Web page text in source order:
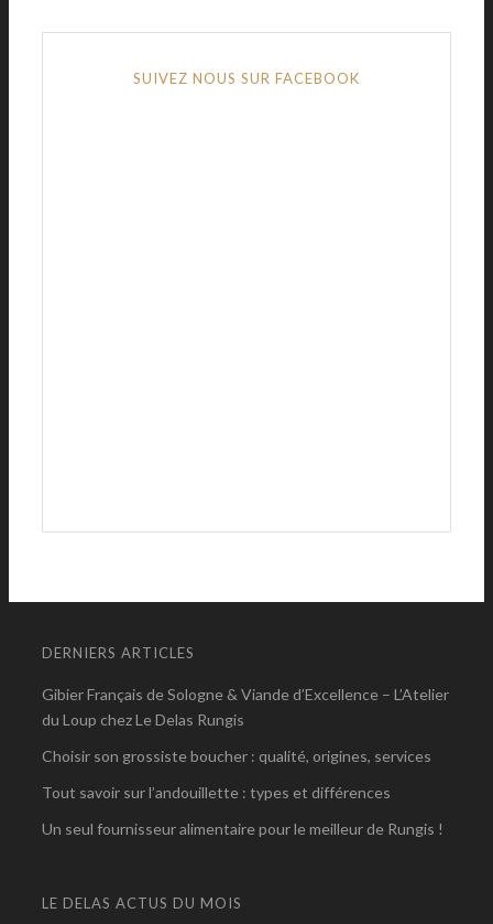
SUIVEZ NOUS SUR FACEBOOK
DERNIERS ARTICLES
Gibier Français de Sologne & Viande d’Excellence – L’Atelier
du Loup chez Le Delas Rungis
Choisir son grossiste boucher : qualité, origines, services
Tout savoir sur l’andouillette : types et différences
Un seul fournisseur alimentaire pour le meilleur de Rungis !
LE DELAS ACTUS DU MOIS